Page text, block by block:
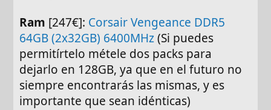
Ram [247€]: Corsair Vengeance DDR5
64GB (2x32GB) 6400MHz(Si puedes
permitírtelo métele dos packs para
dejarlo en 128GB, ya que en el futuro no
siempre encontrarás las mismas, y es
importante que sean idénticas)